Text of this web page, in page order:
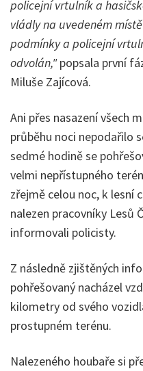
policejní vrtulník a
vládly na uvedeném
podmínky a policejní
odvolán,"popsala první
Miluše Zajícová.
Ani přes nasazení všech
průběhu noci nepodařilo
sedmé hodině se
velmi nepřístupného
zřejmě celou noc, k lesní
nalezen pracovníky Lesů
informovali policisty.
Z následně zjištěných
pohřešovaný nacházel
kilometry od svého
prostupném terénu.
Nalezeného houbaře si